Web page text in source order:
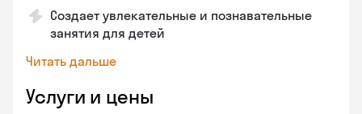
Создает увлекательные и познавательные
занятия для детей
Читать дальше
Услуги и цены